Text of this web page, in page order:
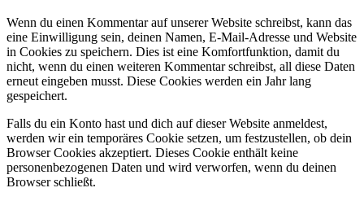
Wenn du einen Kommentar auf unserer Website schreibst, kann das
eine Einwilligung sein, deinen Namen, E-Mail-Adresse und Website
in Cookies zu speichern. Dies ist eine Komfortfunktion, damit du
nicht, wenn du einen weiteren Kommentar schreibst, all diese Daten
erneut eingeben musst. Diese Cookies werden ein Jahr lang
gespeichert.
Falls du ein Konto hast und dich auf dieser Website anmeldest,
werden wir ein temporäres Cookie setzen, um festzustellen, ob dein
Browser Cookies akzeptiert. Dieses Cookie enthält keine
personenbezogenen Daten und wird verworfen, wenn du deinen
Browser schließt.